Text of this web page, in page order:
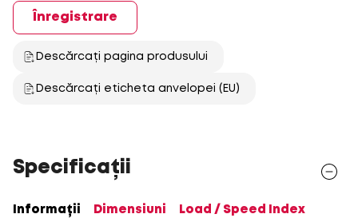
Înregistrare
Descărcați pagina produsului
Descărcați eticheta anvelopei (EU)
Specificații
Informații Dimensiuni
Load / Speed Index